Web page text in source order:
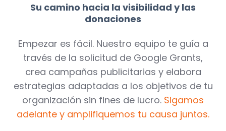
Su camino hacia la visibilidad y las
donaciones
Empezar es fácil. Nuestro equipo te guía a
través de la solicitud de Google Grants,
crea campañas publicitarias y elabora
estrategias adaptadas a los objetivos de tu
organización sin fines de lucro. Sigamos
adelante y amplifiquemos tu causa juntos.